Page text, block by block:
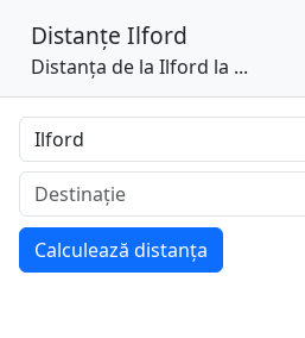
Distanțe Ilford
Distanța de la Ilford la ...
Calculează distanța